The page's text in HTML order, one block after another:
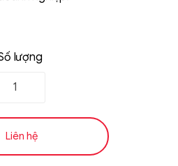
lượng
Liên hệ